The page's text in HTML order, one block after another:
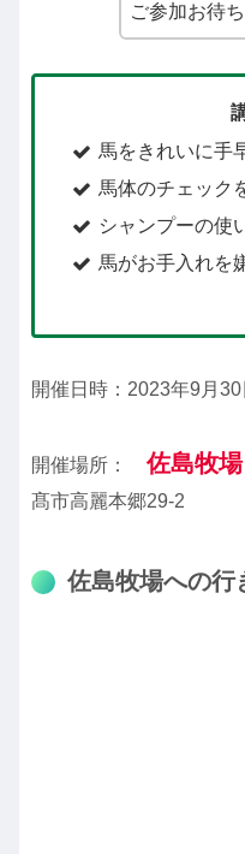
ご参加お待
馬をきれいに手
馬体のチェック
シャンプーの使
馬がお手入れを
開催日時：2023年9月
開催場所：佐島牧場
髙市高麗本郷29-2
佐島牧場への行